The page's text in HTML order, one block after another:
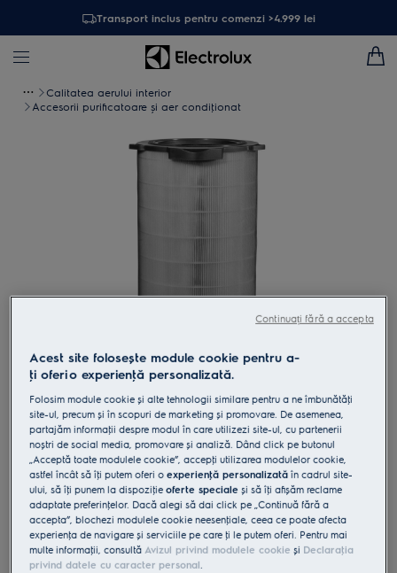
Transport inclus pentru comenzi >4.999 lei
Calitatea aerului interior
Accesorii purificatoare și aer condiţionat
Atinge pentru zoom
EFDBRZ6
Filtru complet BREEZE360 CADR
600
2.3 (3)
Beneficii
Filtrare optimă și completă a aerului din locuinţa ta.
Acest site folosește module cookie pentru a-
ţi oferi o experienţă personalizată.
Folosim module cookie și alte tehnologii similare pentru a ne îmbunătăţi
site-ul, precum și în scopuri de marketing și promovare. De asemenea,
partajăm informaţii despre modul în care utilizezi site-ul, cu partenerii
noștri de social media, promovare și analiză. Dând click pe butonul
„Acceptă toate modulele cookie”, accepţi utilizarea modulelor cookie,
astfel încât să îţi putem oferi oexperienţă personalizată în cadrul site-
ului, să îţi punem la dispoziţieoferte speciale și să îţi afișăm reclame
adaptate preferinţelor. Dacă alegi să dai click pe „Continuă fără a
accepta”, blochezi modulele cookie neesenţiale, ceea ce poate afecta
experienţa de navigare și serviciile pe care ţi le putem oferi. Pentru mai
multe informaţii, consultăAvizul privind modulele cookie și Declaraţia
privind datele cu caracter personal.
Continuați fără a accepta